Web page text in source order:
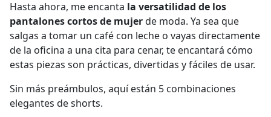
Hasta ahora, me encanta la versatilidad de los
pantalones cortos de mujerde moda. Ya sea que
salgas a tomar un café con leche o vayas directamente
de la oficina a una cita para cenar, te encantará cómo
estas piezas son prácticas, divertidas y fáciles de usar.
Sin más preámbulos, aquí están 5 combinaciones
elegantes de shorts.